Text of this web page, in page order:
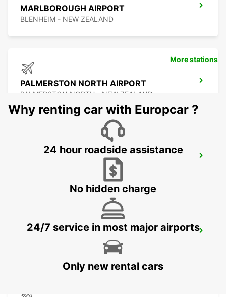
MARLBOROUGH AIRPORT
BLENHEIM - NEW ZEALAND
PALMERSTON NORTH AIRPORT
PALMERSTON NORTH - NEW ZEALAND
NAPIER AIRPORT
NAPIER - NEW ZEALAND
More stations
Why renting car with Europcar ?
24 hour roadside assistance
No hidden charge
24/7 service in most major airports
Only new rental cars